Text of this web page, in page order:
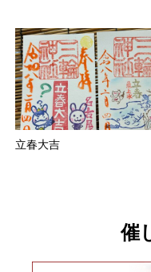
立春大吉
催